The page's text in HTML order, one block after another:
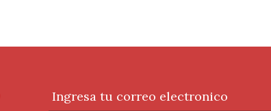
Ingresa tu correo electronico